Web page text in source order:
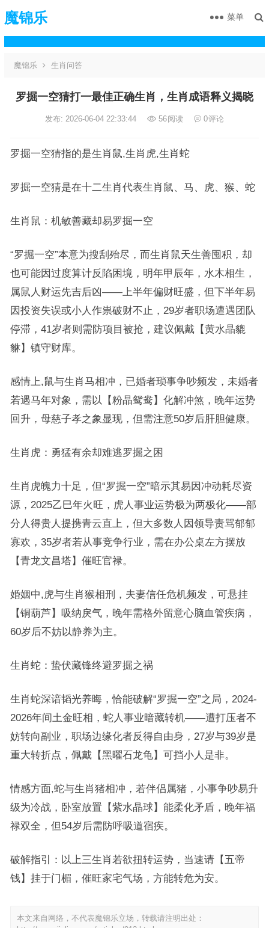
魔锦乐 菜单
魔锦乐 生肖问答
罗掘一空猜打一最佳正确生肖，生肖成语释义揭晓
发布: 2026-06-04 22:33:44 56阅读 0评论
罗掘一空猜指的是生肖鼠,生肖虎,生肖蛇
罗掘一空猜是在十二生肖代表生肖鼠、马、虎、猴、蛇
生肖鼠：机敏善藏却易罗掘一空
“罗掘一空”本意为搜刮殆尽，而生肖鼠天生善囤积，却
也可能因过度算计反陷困境，明年甲辰年，水木相生，
属鼠人财运先吉后凶——上半年偏财旺盛，但下半年易
因投资失误或小人作祟破财不止，29岁者职场遭遇团队
停滞，41岁者则需防项目被抢，建议佩戴【黄水晶貔
貅】镇守财库。
感情上,鼠与生肖马相冲，已婚者琐事争吵频发，未婚者
若遇马年对象，需以【粉晶鸳鸯】化解冲煞，晚年运势
回升，母慈子孝之象显现，但需注意50岁后肝胆健康。
生肖虎：勇猛有余却难逃罗掘之困
生肖虎魄力十足，但“罗掘一空”暗示其易因冲动耗尽资
源，2025乙巳年火旺，虎人事业运势极为两极化——部
分人得贵人提携青云直上，但大多数人因领导责骂郁郁
寡欢，35岁者若从事竞争行业，需在办公桌左方摆放
【青龙文昌塔】催旺官禄。
婚姻中,虎与生肖猴相刑，夫妻信任危机频发，可悬挂
【铜葫芦】吸纳戾气，晚年需格外留意心脑血管疾病，
60岁后不妨以静养为主。
生肖蛇：蛰伏藏锋终避罗掘之祸
生肖蛇深谙韬光养晦，恰能破解“罗掘一空”之局，2024-
2026年间土金旺相，蛇人事业暗藏转机——遭打压者不
妨转向副业，职场边缘化者反得自由身，27岁与39岁是
重大转折点，佩戴【黑曜石龙龟】可挡小人是非。
情感方面,蛇与生肖猪相冲，若伴侣属猪，小事争吵易升
级为冷战，卧室放置【紫水晶球】能柔化矛盾，晚年福
禄双全，但54岁后需防呼吸道宿疾。
破解指引：以上三生肖若欲扭转运势，当速请【五帝
钱】挂于门楣，催旺家宅气场，方能转危为安。
本文来自网络，不代表魔锦乐立场，转载请注明出处：